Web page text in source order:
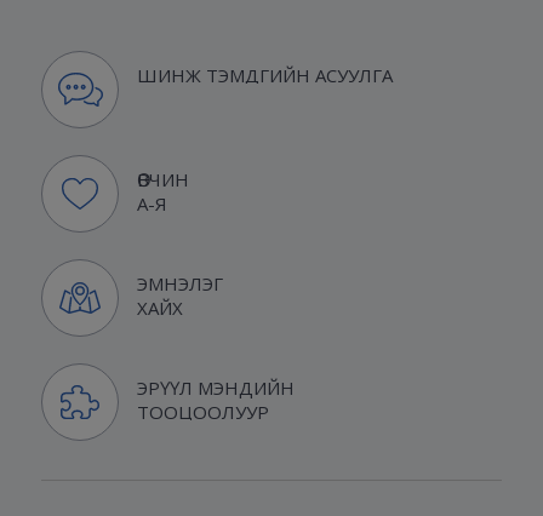
ШИНЖ ТЭМДГИЙН АСУУЛГА
ӨВЧИН
А-Я
ЭМНЭЛЭГ
ХАЙХ
ЭРҮҮЛ МЭНДИЙН
ТООЦООЛУУР